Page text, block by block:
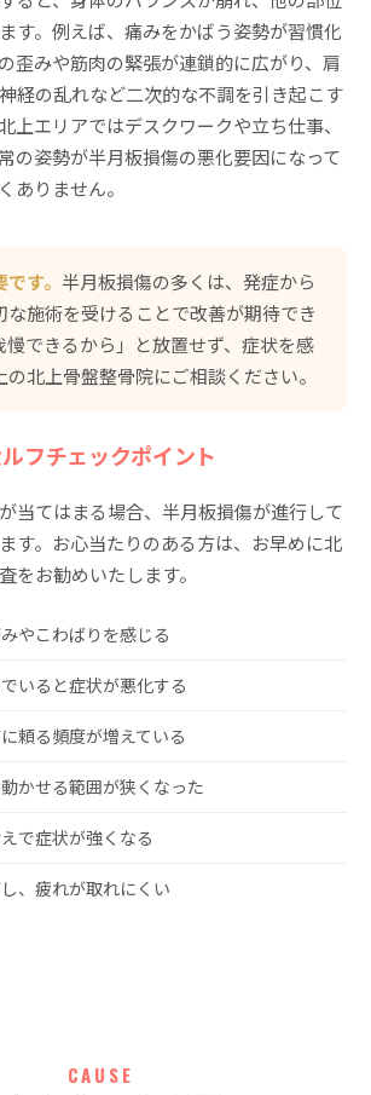
す。例えば、痛みをかばう姿勢が習慣化
歪みや筋肉の緊張が連鎖的に広がり、肩
経の乱れなど二次的な不調を引き起こす
上エリアではデスクワークや立ち仕事、
の姿勢が半月板損傷の悪化要因になって
ありません。
す。 半月板損傷の多くは、発症から
な施術を受けることで改善が期待でき
慢できるから」と放置せず、症状を感
の北上骨盤整骨院にご相談ください。
フチェックポイント
当てはまる場合、半月板損傷が進行して
す。お心当たりのある方は、お早めに北
をお勧めいたします。
やこわばりを感じる
いると症状が悪化する
頼る頻度が増えている
かせる範囲が狭くなった
で症状が強くなる
、疲れが取れにくい
CAUSE